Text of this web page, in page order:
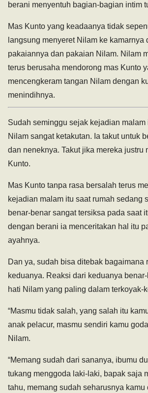
berani menyentuh bagian-bagian intim
Mas Kunto yang keadaanya tidak
langsung menyeret Nilam ke kamarnya
pakaiannya dan pakaian Nilam. Nilam
terus berusaha mendorong mas Kunto
mencengkeram tangan Nilam dengan
menindihnya.
Sudah seminggu sejak kejadian malam
Nilam sangat ketakutan. Ia takut untuk
dan neneknya. Takut jika mereka justru
Kunto.
Mas Kunto tanpa rasa bersalah terus
kejadian malam itu saat rumah sedang
benar-benar sangat tersiksa pada saat
dengan berani ia menceritakan hal itu
ayahnya.
Dan ya, sudah bisa ditebak bagaimana
keduanya. Reaksi dari keduanya
hati Nilam yang paling dalam terkoyak-
“Masmu tidak salah, yang salah itu
anak pelacur, masmu sendiri kamu
Nilam.
“Memang sudah dari sananya, ibumu
tukang menggoda laki-laki, bapak saja
tahu, memang sudah seharusnya kamu